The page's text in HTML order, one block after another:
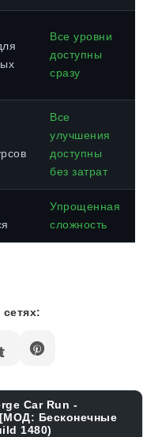
Все уровни
доступны
сразу
Все
улучшения
доступны
без затрат
Упрощенная
сложность
Car Run -
Бесконечные
1480)